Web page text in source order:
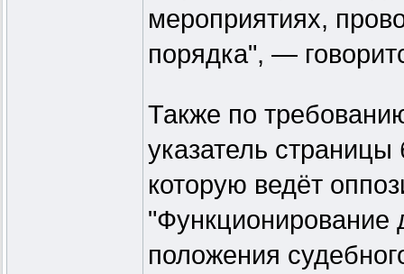
мероприятиях,
порядка", —
Также по
указатель
которую ведёт
"Функционирование
положения